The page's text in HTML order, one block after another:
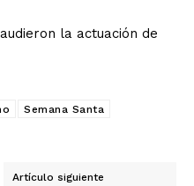
la actuación de
Semana Santa
Artículo siguiente